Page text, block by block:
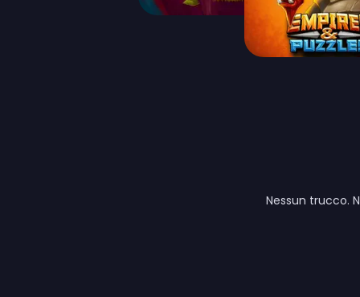
Nessun trucco.